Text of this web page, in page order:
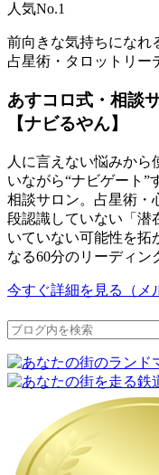
人気No.1
前向きな気持ちになれ
占星術・タロットリー
あすコロ式・相談
【ナビるやん】
人に言えない悩みから
いながら“ナビゲート”
相談サロン。占星術・
段認識していない「潜
いていない可能性を拓
なる60分のリーディン
今すぐ詳細を見る（